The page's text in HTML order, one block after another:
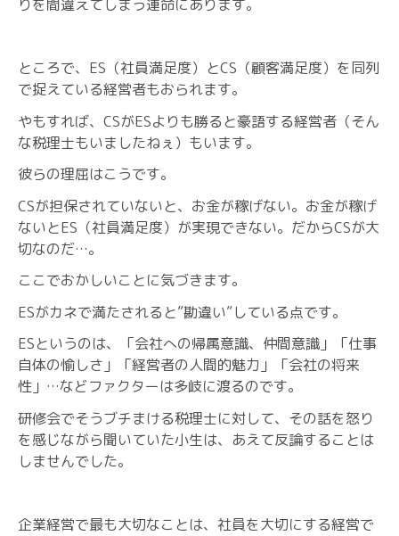
りを間違えてしまう運命にあります。
ところで、ES（社員満足度）とCS（顧客満足度）を同列
で捉えている経営者もおられます。
やもすれば、CSがESよりも勝ると豪語する経営者（そん
な税理士もいましたねぇ）もいます。
彼らの理屈はこうです。
CSが担保されていないと、お金が稼げない。お金が稼げ
ないとES（社員満足度）が実現できない。だからCSが大
切なのだ…。
ここでおかしいことに気づきます。
ESがカネで満たされると”勘違い”している点です。
ESというのは、「会社への帰属意識、仲間意識」「仕事
自体の愉しさ」「経営者の人間的魅力」「会社の将来
性」…などファクターは多岐に渡るのです。
研修会でそうブチまける税理士に対して、その話を怒り
を感じながら聞いていた小生は、あえて反論することは
しませんでした。
企業経営で最も大切なことは、社員を大切にする経営で